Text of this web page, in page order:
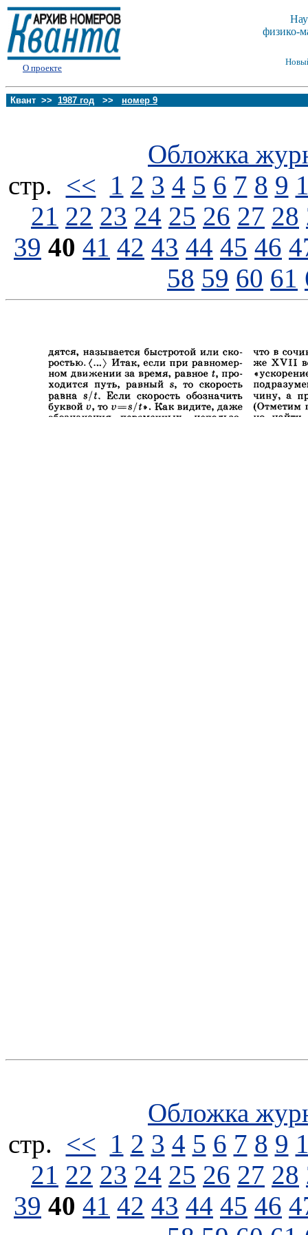
О проекте
физико-
Квант >> 1987 год >> номер 9
Обложка
стp. << 1 2 3 4 5 6 7 8 9
21 22 23 24 25 26 27 28
39 40 41 42 43 44 45 46
58 59 60 61
Обложка
стp. << 1 2 3 4 5 6 7 8 9
21 22 23 24 25 26 27 28
39 40 41 42 43 44 45 46